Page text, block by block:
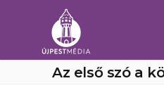
Az első szó a